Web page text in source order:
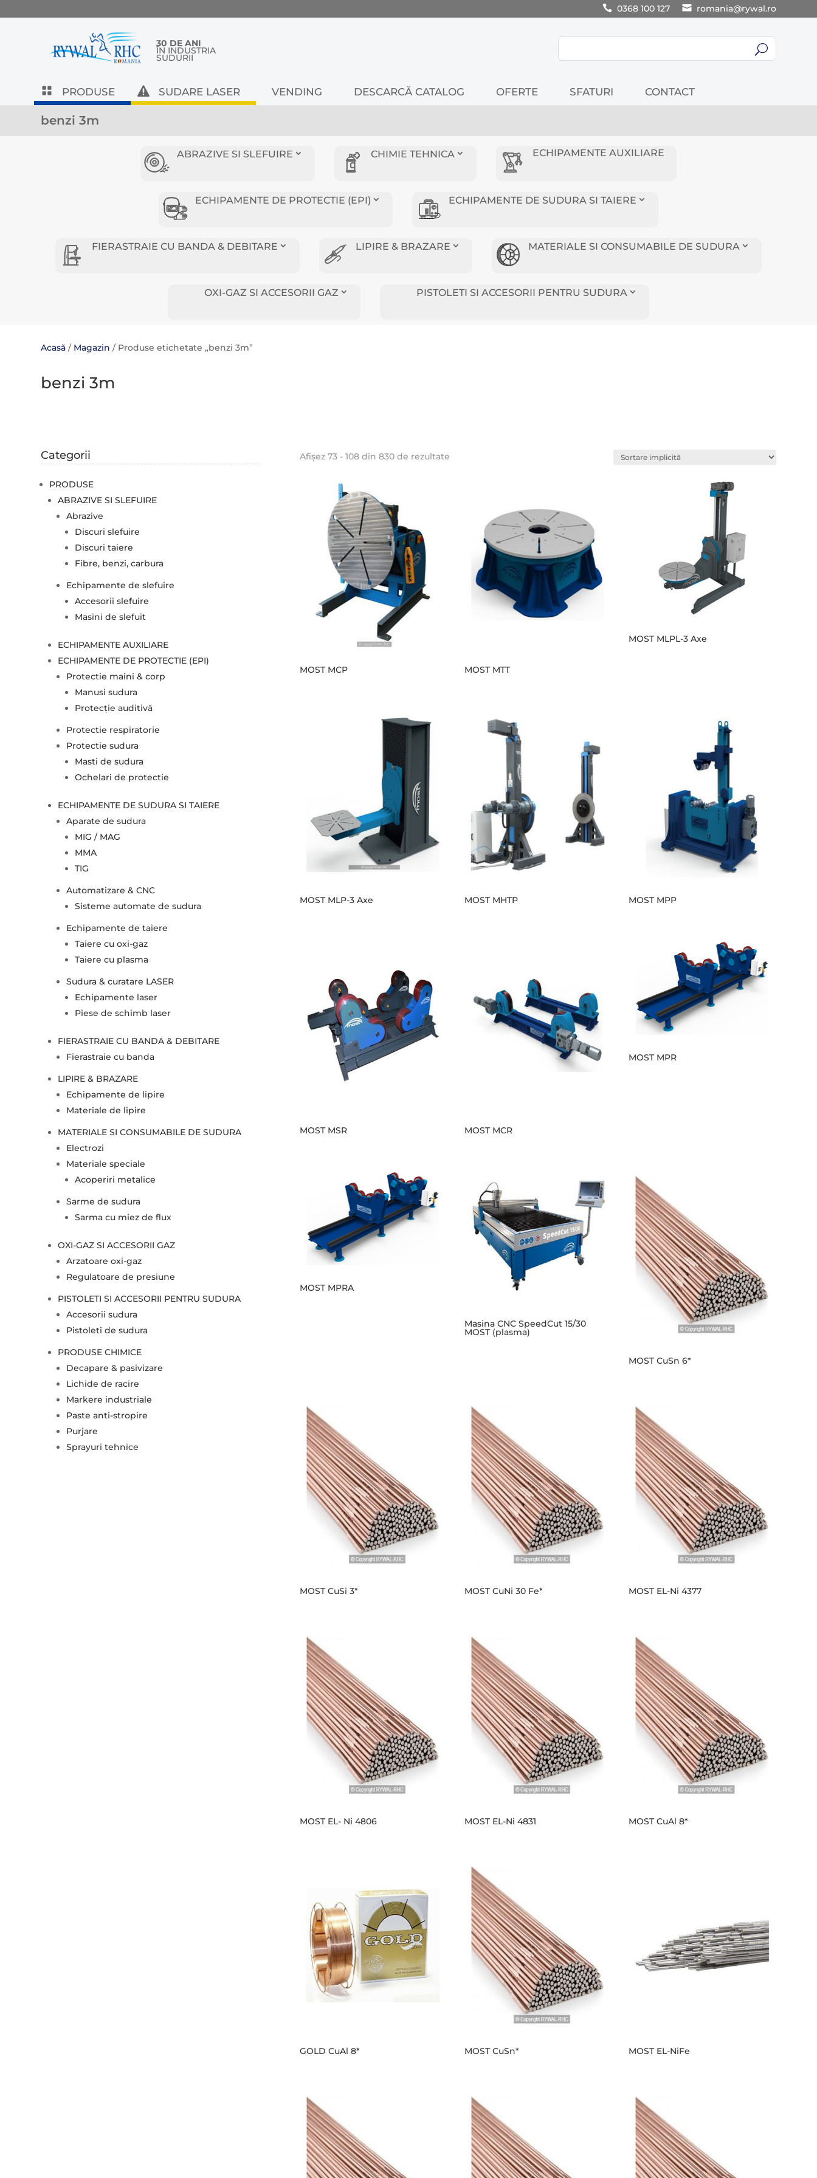
0368 100 127 romania@rywal.ro
30 DE ANI
ÎN INDUSTRIA
SUDURII
U
PRODUSE SUDARE LASER VENDING DESCARCĂ CATALOG OFERTE SFATURI CONTACT
benzi 3m
ABRAZIVE SI SLEFUIRE CHIMIE TEHNICA ECHIPAMENTE AUXILIARE
ECHIPAMENTE DE PROTECTIE (EPI) ECHIPAMENTE DE SUDURA SI TAIERE
FIERASTRAIE CU BANDA & DEBITARE LIPIRE & BRAZARE MATERIALE SI CONSUMABILE DE SUDURA
OXI-GAZ SI ACCESORII GAZ PISTOLETI SI ACCESORII PENTRU SUDURA
Acasă / Magazin / Produse etichetate „benzi 3m”
benzi 3m
Categorii
PRODUSE
ABRAZIVE SI SLEFUIRE
Abrazive
Discuri slefuire
Discuri taiere
Fibre, benzi, carbura
Echipamente de slefuire
Accesorii slefuire
Masini de slefuit
ECHIPAMENTE AUXILIARE
ECHIPAMENTE DE PROTECTIE (EPI)
Protectie maini & corp
Manusi sudura
Protecție auditivă
Protectie respiratorie
Protectie sudura
Masti de sudura
Ochelari de protectie
ECHIPAMENTE DE SUDURA SI TAIERE
Aparate de sudura
MIG / MAG
MMA
TIG
Automatizare & CNC
Sisteme automate de sudura
Echipamente de taiere
Taiere cu oxi-gaz
Taiere cu plasma
Sudura & curatare LASER
Echipamente laser
Piese de schimb laser
FIERASTRAIE CU BANDA & DEBITARE
Fierastraie cu banda
LIPIRE & BRAZARE
Echipamente de lipire
Materiale de lipire
MATERIALE SI CONSUMABILE DE SUDURA
Electrozi
Materiale speciale
Acoperiri metalice
Sarme de sudura
Sarma cu miez de flux
OXI-GAZ SI ACCESORII GAZ
Arzatoare oxi-gaz
Regulatoare de presiune
PISTOLETI SI ACCESORII PENTRU SUDURA
Accesorii sudura
Pistoleti de sudura
PRODUSE CHIMICE
Decapare & pasivizare
Lichide de racire
Markere industriale
Paste anti-stropire
Purjare
Sprayuri tehnice
Afișez 73 - 108 din 830 de rezultate
MOST MCP MOST MTT
MOST MLPL-3 Axe
MOST MLP-3 Axe MOST MHTP MOST MPP
MOST MSR MOST MCR
MOST MPR
MOST MPRA
Masina CNC SpeedCut 15/30
MOST (plasma)
MOST CuSn 6*
MOST CuSi 3* MOST CuNi 30 Fe* MOST EL-Ni 4377
MOST EL- Ni 4806 MOST EL-Ni 4831 MOST CuAl 8*
GOLD CuAl 8* MOST CuSn* MOST EL-NiFe